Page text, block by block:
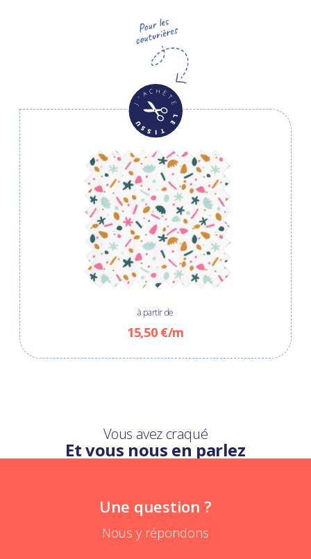
à partir de
15,50 €/m
Vous avez craqué
Et vous nous en parlez
Une question ?
Nous y répondons